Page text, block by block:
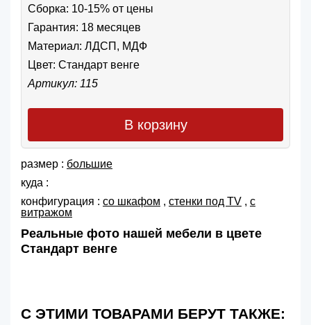
Сборка: 10-15% от цены
Гарантия: 18 месяцев
Материал: ЛДСП, МДФ
Цвет: Стандарт венге
Артикул: 115
В корзину
размер : большие
куда :
конфигурация : со шкафом , cтенки под TV , с
витражом
Реальные фото нашей мебели в цвете
Стандарт венге
С ЭТИМИ ТОВАРАМИ БЕРУТ ТАКЖЕ: